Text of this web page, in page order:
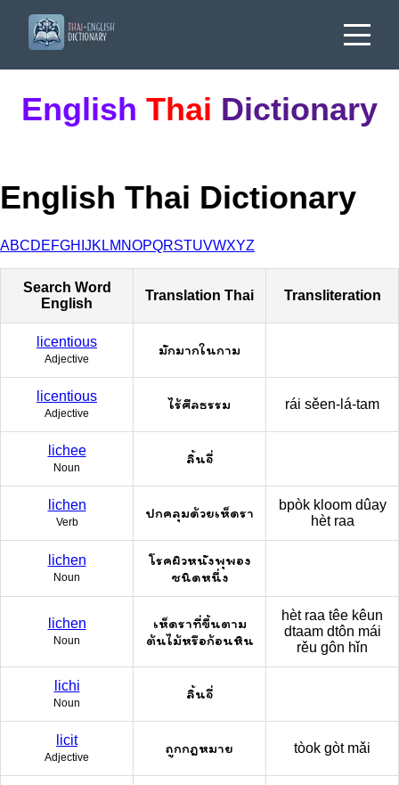
English Thai Dictionary
English Thai Dictionary
ABCDEFGH JK LM NOPQRSTUVWXYZ
Search Word
English
Translation Thai Transliteration
licentious
Adjective
มักมากในกาม
licentious
Adjective
ไร้ศีลธรรม rái sěen-lá-tam
lichee
Noun
ลิ้นจี่
lichen
Verb
ปกคลุมด้วยเห็ดรา
bpòk kloom dûay
hèt raa
lichen
Noun
โรคผิวหนังพุพอง
ชนิดหนึ่ง
lichen
Noun
เห็ดราที่ขึ้นตาม
ต้นไม้หรือก้อนหิน
hèt raa têe kêun
dtaam dtôn mái
rěu gôn hǐn
lichi
Noun
ลิ้นจี่
licit
Adjective
ถูกกฎหมาย tòok gòt mǎi